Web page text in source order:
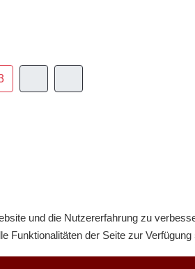
und die Nutzererfahrung zu
Funktionalitäten der Seite zur Verfügung